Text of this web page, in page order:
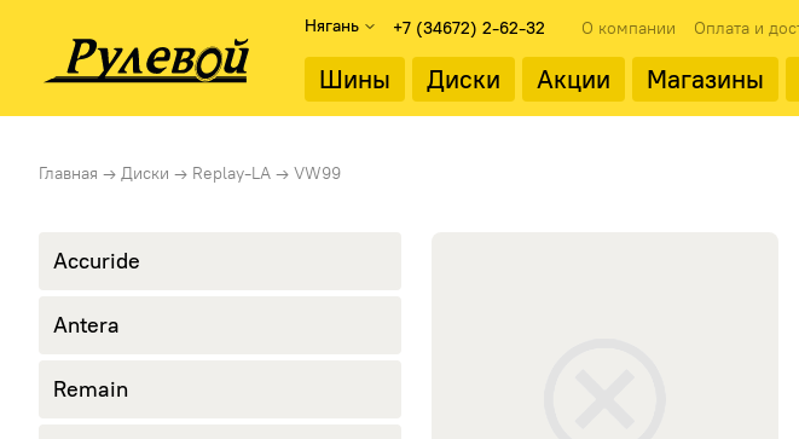
Нягань +7 (34672) 2-62-32 О компании Оплата и
Шины Диски
Каталог дисков
Тип диска
Стальные диски
Акции Магазины
Найти
Главная → Диски → Replay-LA → VW99
Accuride
Antera
Remain